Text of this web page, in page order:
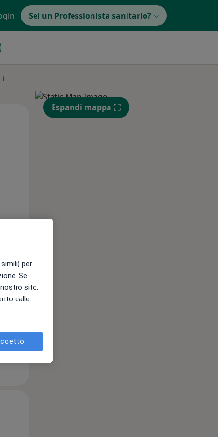
Sei un Professionista sanitario?
i
Mer, Gio,
Mar,
11 Ago
Espandi mappa
per
Se
sito.
dalle